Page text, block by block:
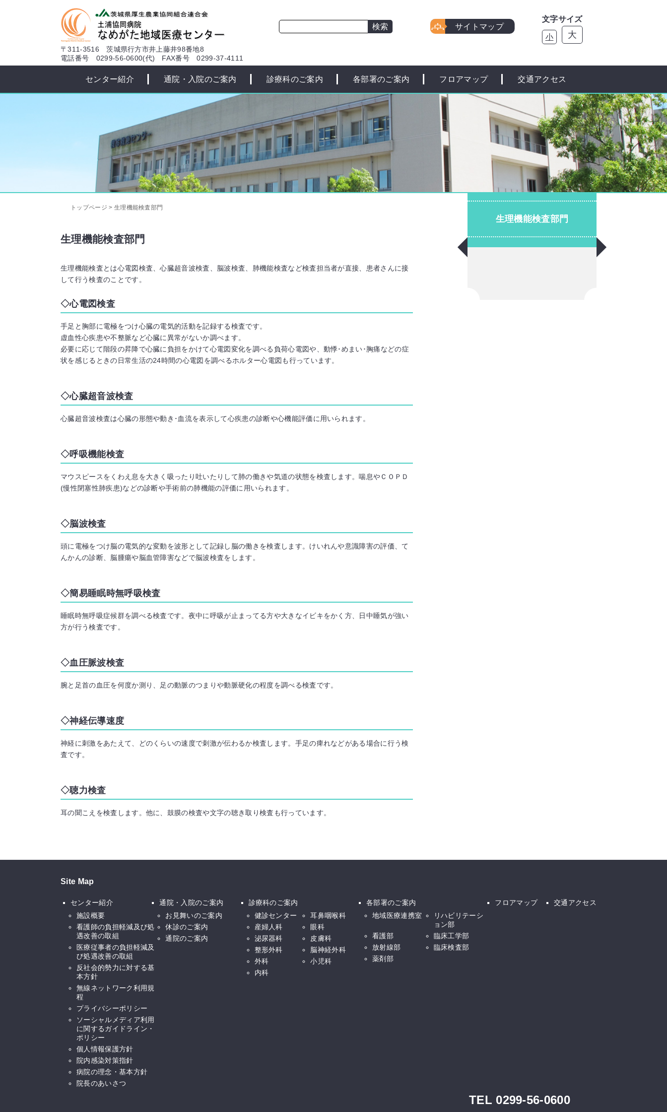
〒311-3516 茨城県行方市井上藤井98番地8
電話番号 0299-56-0600(代)
FAX番号 0299-37-4111
サイトマップ
文字サイズ
小 大
センター紹介 通院・入院のご案内 診療科のご案内 各部署のご案内 フロアマップ 交通アクセス
トップページ > 生理機能検査部門
生理機能検査部門
生理機能検査とは心電図検査、心臓超音波検査、脳波検査、肺機能検査など検査担当者が直接、患者さんに接
して行う検査のことです。
心電図検査
手足と胸部に電極をつけ心臓の電気的活動を記録する検査です。
虚血性心疾患や不整脈など心臓に異常がないか調べます。
必要に応じて階段の昇降で心臓に負担をかけて心電図変化を調べる負荷心電図や、動悸･めまい･胸痛などの症
状を感じるときの日常生活の24時間の心電図を調べるホルター心電図も行っています。
心臓超音波検査
心臓超音波検査は心臓の形態や動き･血流を表示して心疾患の診断や心機能評価に用いられます。
呼吸機能検査
マウスピースをくわえ息を大きく吸ったり吐いたりして肺の働きや気道の状態を検査します。喘息やＣＯＰＤ
(慢性閉塞性肺疾患)などの診断や手術前の肺機能の評価に用いられます。
脳波検査
頭に電極をつけ脳の電気的な変動を波形として記録し脳の働きを検査します。けいれんや意識障害の評価、て
んかんの診断、脳腫瘍や脳血管障害などで脳波検査をします。
簡易睡眠時無呼吸検査
睡眠時無呼吸症候群を調べる検査です。夜中に呼吸が止まってる方や大きなイビキをかく方、日中睡気が強い
方が行う検査です。
血圧脈波検査
腕と足首の血圧を何度か測り、足の動脈のつまりや動脈硬化の程度を調べる検査です。
神経伝導速度
神経に刺激をあたえて、どのくらいの速度で刺激が伝わるか検査します。手足の痺れなどがある場合に行う検
査です。
聴力検査
耳の聞こえを検査します。他に、鼓膜の検査や文字の聴き取り検査も行っています。
生理機能検査部門
Site Map
センター紹介
施設概要
看護師の負担軽減及び処
遇改善の取組
医療従事者の負担軽減及
び処遇改善の取組
反社会的勢力に対する基
本方針
無線ネットワーク利用規
程
プライバシーポリシー
ソーシャルメディア利用
に関するガイドライン・
ポリシー
個人情報保護方針
院内感染対策指針
病院の理念・基本方針
院長のあいさつ
通院・入院のご案内
お見舞いのご案内
休診のご案内
通院のご案内
診療科のご案内
健診センター
耳鼻咽喉科
産婦人科
眼科
泌尿器科
皮膚科
整形外科
脳神経外科
外科
小児科
内科
各部署のご案内
地域医療連携室
リハビリテーシ
ョン部
看護部
臨床工学部
放射線部
臨床検査部
薬剤部
フロアマップ 交通アクセス
TEL 0299-56-0600